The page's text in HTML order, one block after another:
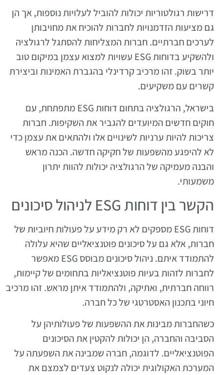
דרישות רגולטוריות יכולות להוביל לעלויות נוספות, אך הן
גם מציעות הזדמנויות לחברות להוכיח את מחויבותן
לערכים חברתיים. חברות המצליחות להסתגל לרגולציה
ולהשקיע בדוחות ESG עשויות למצוא עצמן במיקום טוב
יותר בשוק. זהו מרכיב קרדינלי בהגברת האמינות וביצירת
קשרים עם משקיעים.
בישראל, הרגולציה בתחום דוחות ESG מתפתחת, עם
חוקים חדשים המיועדים להגביר את השקיפות. חברות
צריכות להיות ערניות לשינויים אלו ולהתאים את עצמן כדי
לא להיפגע מהשפעות של חקיקה חדשה. הכנה מראש
והבנה מעמיקה של הרגולציה יכולות להוות יתרון
משמעותי.
הקשר בין דוחות ESG לניהול סיכונים
דוחות ESG מספקים לא רק מידע על פעולות חיוביות של
חברות, אלא גם על סיכונים פוטנציאליים שהיא עלולה
להתמודד איתם. ניהול סיכונים מבוסס ESG מאפשר
לחברות לזהות בעיות פוטנציאליות בתחומים של קיימות,
רווחה חברתית, ואתיקה, ולהתמודד איתן מראש. זהו מרכיב
חיוני בתכנון האסטרטגי של כל חברה.
כשהחברות מבינות את ההשפעות של פעולותיהן על
הסביבה והחברה, הן יכולות להקטין את הסיכונים
הפוטנציאליים. לדוגמה, חברה שמבינה את השפעתה על
המערכת האקולוגית יכולה לנקוט צעדים לצמצם את